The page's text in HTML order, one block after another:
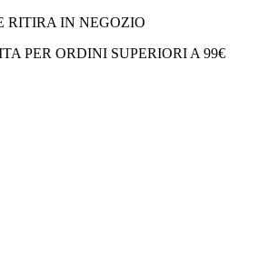
RITIRA IN NEGOZIO
PER ORDINI SUPERIORI A 99€